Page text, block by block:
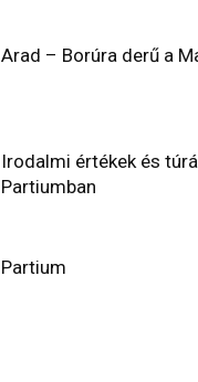
Arad – Borúra derű a
Irodalmi értékek és
Partiumban
Partium